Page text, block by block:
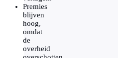
Premies
blijven
hoog,
omdat
de
overheid